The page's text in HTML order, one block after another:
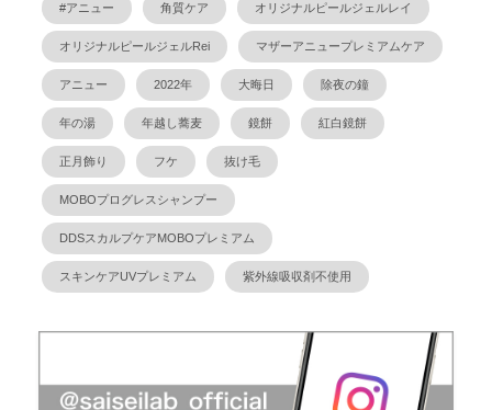
#アニュー 角質ケア オリジナルピールジェルレイ
オリジナルピールジェルRei マザーアニュープレミアムケア
アニュー 2022年 大晦日 除夜の鐘
年の湯 年越し蕎麦 鏡餅 紅白鏡餅
正月飾り フケ 抜け毛
MOBOプログレスシャンプー
DDSスカルプケアMOBOプレミアム
スキンケアUVプレミアム 紫外線吸収剤不使用